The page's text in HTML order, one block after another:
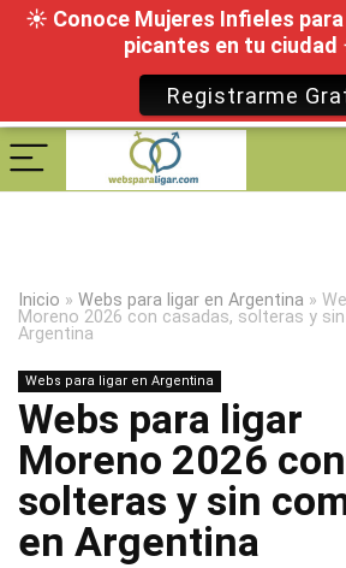
Inicio » Webs para ligar en Argentina »
Moreno 2026 con casadas, solteras y
Argentina
Webs para ligar en Argentina
Webs para ligar
Moreno 2026
solteras y sin
en Argentina
☀ Conoce Mujeres Infieles
picantes en tu
Registrarme